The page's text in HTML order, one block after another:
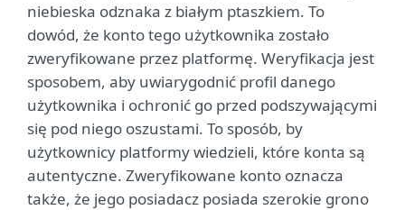
niebieska odznaka z białym ptaszkiem. To
dowód, że konto tego użytkownika zostało
zweryfikowane przez platformę. Weryfikacja jest
sposobem, aby uwiarygodnić profil danego
użytkownika i ochronić go przed podszywającymi
się pod niego oszustami. To sposób, by
użytkownicy platformy wiedzieli, które konta są
autentyczne. Zweryfikowane konto oznacza
także, że jego posiadacz posiada szerokie grono